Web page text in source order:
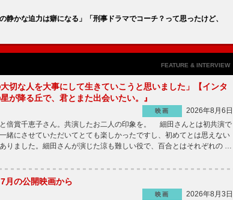
静かな迫力は癖になる」「刑事ドラマでコーチ？って思ったけど、
FEATURE & INTERVIEW
切な人を大事にして生きていこうと思いました」【インタ
が降る丘で、君とまた出会いたい。』
映画
2026年8月6日
倍賞千恵子さん。共演したお二人の印象を。 細田さんとは初共演で
緒にさせていただいてとても楽しかったですし、初めてとは思えない
りました。細田さんが演じた涼も難しい役で、百合とはそれぞれの …
7月の公開映画から
映画
2026年8月3日